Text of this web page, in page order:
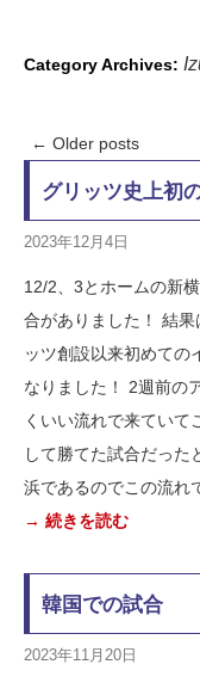
Category Archives:
← Older posts
グリッツ史上初
2023年12月4日
12/2、3とホームの新
合がありました！ 結
ッツ創設以来初めての
なりました！ 2週前の
くいい流れで来ていて
して勝てた試合だった
浜であるのでこの流れ
→ 続きを読む
韓国での試合
2023年11月20日